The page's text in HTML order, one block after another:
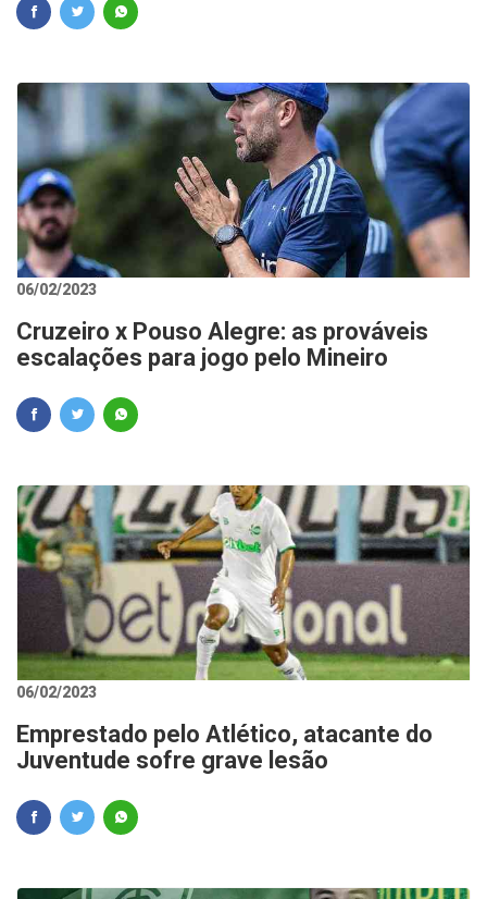
06/02/2023
Cruzeiro x Pouso Alegre: as prováveis
escalações para jogo pelo Mineiro
06/02/2023
Emprestado pelo Atlético, atacante do
Juventude sofre grave lesão